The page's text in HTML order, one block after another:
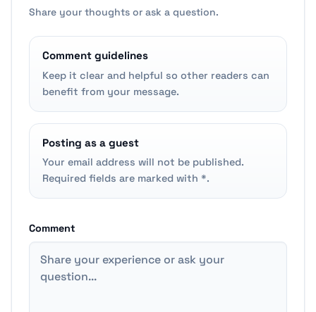
Share your thoughts or ask a question.
Comment guidelines
Keep it clear and helpful so other readers can
benefit from your message.
Posting as a guest
Your email address will not be published.
Required fields are marked with *.
Comment